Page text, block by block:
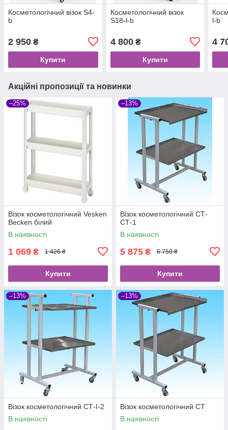
Косметологічний візок S4-
b
2 950 ₴
Купити
Косметологічний візок
S18-l-b
4 800₴
Купити
l-b
4
Акційні пропозиції та новинки
–25%
Візок косметологічний Vesken
Becken білий
В наявності
1 069 ₴ 1 426 ₴
Купити
–13%
Візок косметологічний СТ-
СТ-1
В наявності
5 875 ₴ 6 750 ₴
Купити
–13%
Візок косметологічний СТ-I-2
В наявності
–13%
Візок косметологічний СТ
В наявності